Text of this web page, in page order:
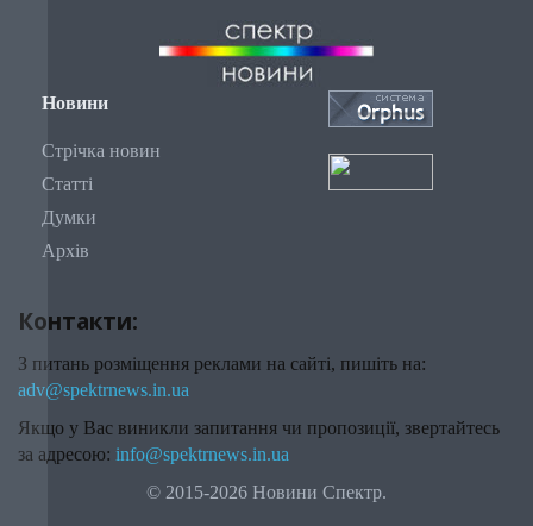
Новини
Стрічка новин
Статті
Думки
Архів
Контакти:
З питань розміщення реклами на сайті, пишіть на:
adv@spektrnews.in.ua
Якщо у Вас виникли запитання чи пропозиції, звертайтесь
за адресою: info@spektrnews.in.ua
© 2015-2026 Новини Спектр.